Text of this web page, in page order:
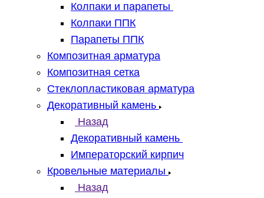
Колпаки и парапеты
Колпаки ППК
Парапеты ППК
Композитная арматура
Композитная сетка
Стеклопластиковая арматура
Декоративный камень
Назад
Декоративный камень
Императорский кирпич
Кровельные материалы
Назад